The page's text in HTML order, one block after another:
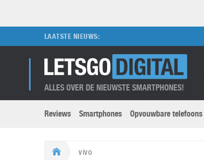
LAATSTE NIEUWS:
ALLES OVER DE NIEUWSTE SMARTPHONES!
Merken submenu
Apple
Reviews Smartphones Opvouwbare telefoons
Categorien submenu
vivo